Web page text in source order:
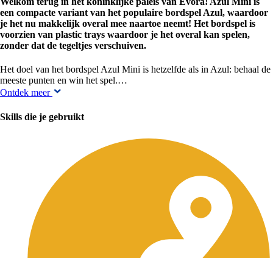
een compacte variant van het populaire bordspel Azul, waardoor
je het nu makkelijk overal mee naartoe neemt! Het bordspel is
voorzien van plastic trays waardoor je het overal kan spelen,
zonder dat de tegeltjes verschuiven.
Het doel van het bordspel Azul Mini is hetzelfde als in Azul: behaal de
meeste punten en win het spel.…
Ontdek meer
Skills die je gebruikt